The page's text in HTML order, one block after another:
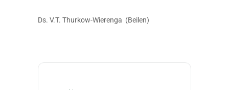
Ds. V.T. Thurkow-Wierenga (Beilen)